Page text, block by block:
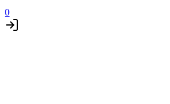
0